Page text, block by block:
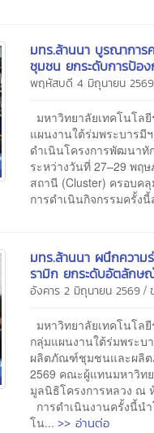
มทร.ล้านนา บูรณาการ
ชุมชน ยกระดับการป้อ
พฤหัสบดี 4 มิถุนายน 2569
มหาวิทยาลัยเทคโนโล
แผนงานใต้ร่มพระบารมี
ดำเนินโครงการพัฒนาทั
ระหว่างวันที่ 27–29 พฤ
สถานี (Cluster) ครอบค
การดำเนินกิจกรรมครั้ง
มทร.ล้านนา ผนึกควา
รามิก ยกระดับอัตลักษ
อังคาร 2 มิถุนายน 2569 /
มหาวิทยาลัยเทคโนโล
กลุ่มแผนงานใต้ร่มพระบ
ผลิตภัณฑ์ชุมชนและผลิต
2569 คณะผู้แทนมหาวิท
มูลนิธิโครงการหลวง ณ
การดำเนินงานครั้งนี้น
โน...>> อ่านต่อ